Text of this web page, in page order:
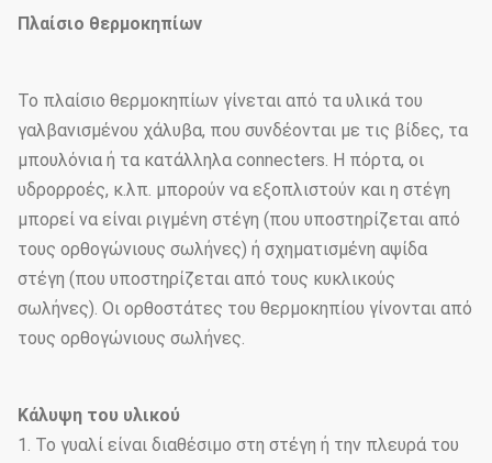
Πλαίσιο θερμοκηπίων
Το πλαίσιο θερμοκηπίων γίνεται από τα υλικά του
γαλβανισμένου χάλυβα, που συνδέονται με τις βίδες, τα
μπουλόνια ή τα κατάλληλα connecters. Η πόρτα, οι
υδρορροές, κ.λπ. μπορούν να εξοπλιστούν και η στέγη
μπορεί να είναι ριγμένη στέγη (που υποστηρίζεται από
τους ορθογώνιους σωλήνες) ή σχηματισμένη αψίδα
στέγη (που υποστηρίζεται από τους κυκλικούς
σωλήνες). Οι ορθοστάτες του θερμοκηπίου γίνονται από
τους ορθογώνιους σωλήνες.
Κάλυψη του υλικού
1. Το γυαλί είναι διαθέσιμο στη στέγη ή την πλευρά του